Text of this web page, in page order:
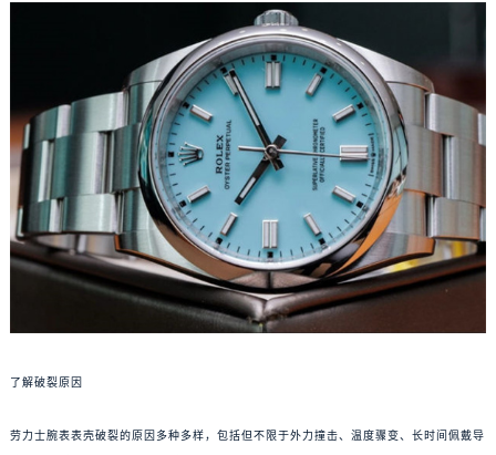
了解破裂原因
劳力士腕表表壳破裂的原因多种多样，包括但不限于外力撞击、温度骤变、长时间佩戴导